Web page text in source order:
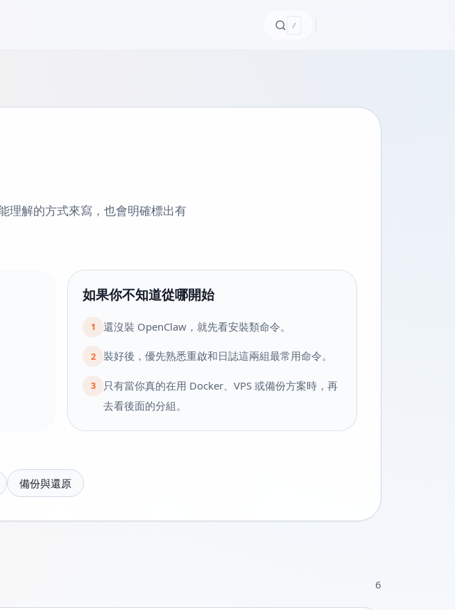
/
理解的方式來寫，也會明確標出有
如果你不知道從哪開始
1 還沒裝 OpenClaw，就先看安裝類命令。
2 裝好後，優先熟悉重啟和日誌這兩組最常用命令。
3
只有當你真的在用 Docker、VPS 或備份方案時，再
去看後面的分組。
備份與還原
6